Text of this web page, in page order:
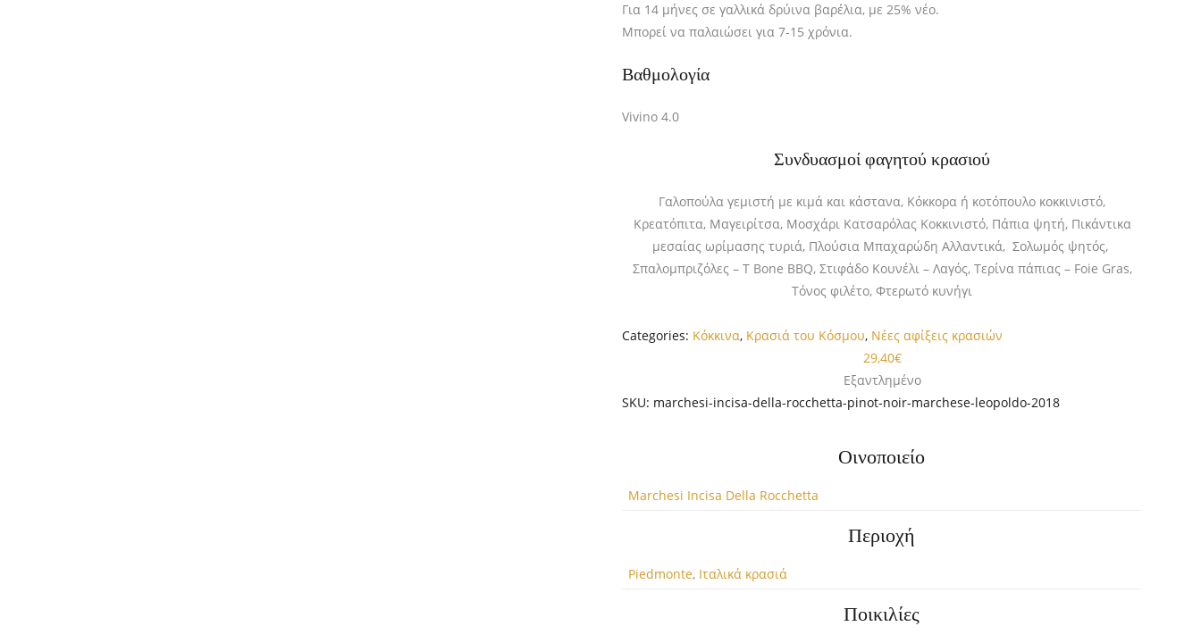
Για 14 μήνες σε γαλλικά δρύινα βαρέλια, με 25% νέο.
Μπορεί να παλαιώσει για 7-15 χρόνια.
Βαθμολογία
Vivino 4.0
Συνδυασμοί φαγητού κρασιού
Γαλοπούλα γεμιστή με κιμά και κάστανα, Κόκκορα ή κοτόπουλο κοκκινιστό,
Κρεατόπιτα, Μαγειρίτσα, Μοσχάρι Κατσαρόλας Kοκκινιστό, Πάπια ψητή, Πικάντικα
μεσαίας ωρίμασης τυριά, Πλούσια Μπαχαρώδη Αλλαντικά, Σολωμός ψητός,
Σπαλομπριζόλες – T Bone BBQ, Στιφάδο Κουνέλι – Λαγός, Τερίνα πάπιας – Foie Gras,
Τόνος φιλέτο, Φτερωτό κυνήγι
Categories: Κόκκινα, Κρασιά του Κόσμου, Νέες αφίξεις κρασιών
29,40€
Εξαντλημένο
SKU: marchesi-incisa-della-rocchetta-pinot-noir-marchese-leopoldo-2018
Οινοποιείο
Marchesi Incisa Della Rocchetta
Περιοχή
Piedmonte, Ιταλικά κρασιά
Ποικιλίες